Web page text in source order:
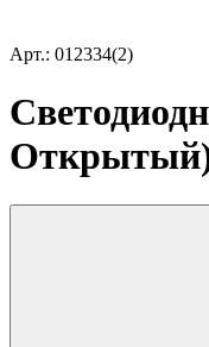
Арт.: 012334(2)